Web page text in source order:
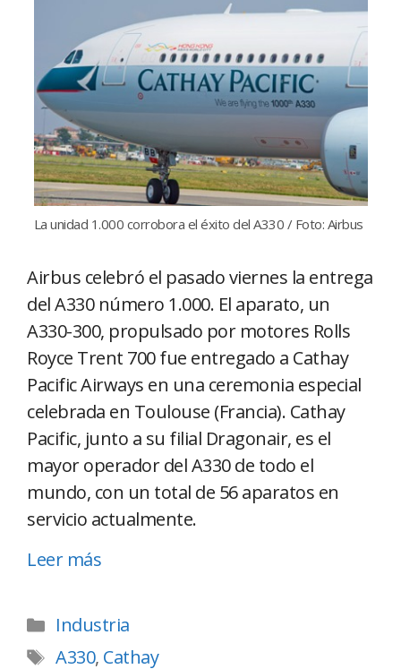
La unidad 1.000 corrobora el éxito del A330 / Foto: Airbus
Airbus celebró el pasado viernes la entrega
del A330 número 1.000. El aparato, un
A330-300, propulsado por motores Rolls
Royce Trent 700 fue entregado a Cathay
Pacific Airways en una ceremonia especial
celebrada en Toulouse (Francia). Cathay
Pacific, junto a su filial Dragonair, es el
mayor operador del A330 de todo el
mundo, con un total de 56 aparatos en
servicio actualmente.
Leer más
Industria
A330, Cathay